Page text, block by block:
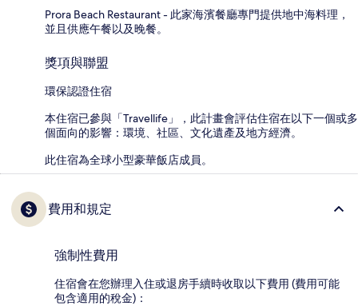
Prora Beach Restaurant - 此家海濱餐廳專門提供地中海料理，
並且供應午餐以及晚餐。
獎項與聯盟
環保認證住宿
本住宿已參與「Travellife」，此計畫會評估住宿在以下一個或多
個面向的影響：環境、社區、文化遺產及地方經濟。
此住宿為全球小型豪華飯店成員。
費用和規定
強制性費用
住宿會在您辦理入住或退房手續時收取以下費用 (費用可能
包含適用的稅金)：